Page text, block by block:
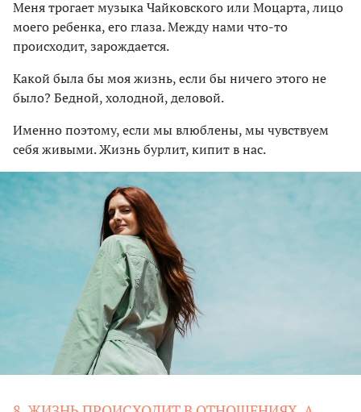
Меня трогает музыка Чайковского или Моцарта, лицо
моего ребенка, его глаза. Между нами что-то
происходит, зарождается.
Какой была бы моя жизнь, если бы ничего этого не
было? Бедной, холодной, деловой.
Именно поэтому, если мы влюблены, мы чувствуем
себя живыми. Жизнь бурлит, кипит в нас.